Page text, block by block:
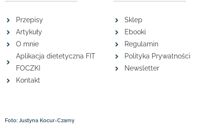
Przepisy
Artykuły
O mnie
Aplikacja dietetyczna FIT
FOCZKI
Kontakt
Sklep
Ebooki
Regulamin
Polityka Prywatności
Newsletter
Foto: Justyna Kocur-Czarny